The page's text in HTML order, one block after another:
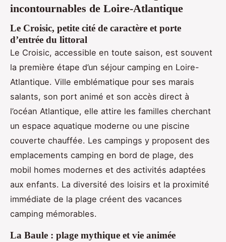
incontournables de Loire-Atlantique
Le Croisic, petite cité de caractère et porte
d’entrée du littoral
Le Croisic, accessible en toute saison, est souvent
la première étape d’un séjour camping en Loire-
Atlantique. Ville emblématique pour ses marais
salants, son port animé et son accès direct à
l’océan Atlantique, elle attire les familles cherchant
un espace aquatique moderne ou une piscine
couverte chauffée. Les campings y proposent des
emplacements camping en bord de plage, des
mobil homes modernes et des activités adaptées
aux enfants. La diversité des loisirs et la proximité
immédiate de la plage créent des vacances
camping mémorables.
La Baule : plage mythique et vie animée